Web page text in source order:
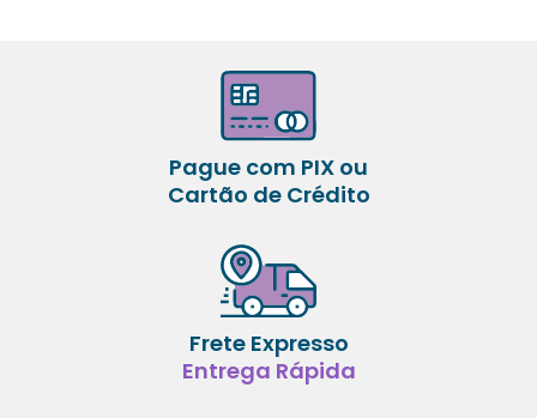
Pague com PIX ou
Cartão de Crédito
Frete Expresso
Entrega Rápida